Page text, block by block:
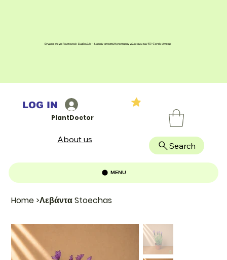
Home >Λεβάντα Stoechas
Εγγραφείτε για Γεωπονικές Συμβουλές - Δωρεάν αποστολή για παραγγελίες άνω των 100 € εντός Αττικής
PlantDoctor
Search
MENU
LOG IN
About us